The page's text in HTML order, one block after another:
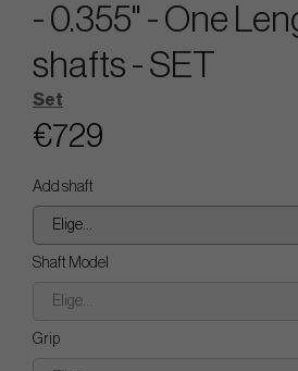
- 0.355" - One
shafts - SET
Set
€729
Add shaft
Elige...
Shaft Model
Elige...
Grip